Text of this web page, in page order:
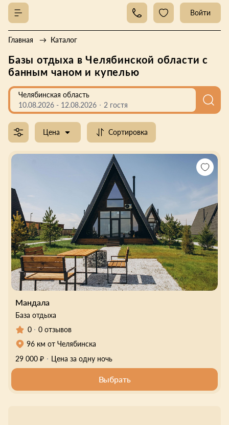
Войти
Главная Каталог
Базы отдыха в Челябинской области с
банным чаном и купелью
Челябинская область
10.08.2026 - 12.08.2026 2 гостя
Цена Сортировка
Мандала
База отдыха
0
0 отзывов
96 км от Челябинска
29 000 ₽
Цена за одну ночь
Выбрать